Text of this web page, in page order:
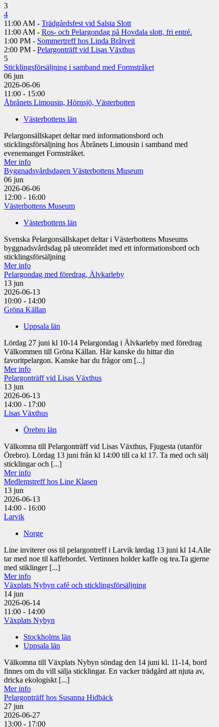
3
4
11:00 AM - Trädgårdsfest vid Salsta Slott
11:00 AM - Ros- och Pelargondag på Hovdala slott, fri entré.
1:00 PM - Sommertreff hos Linda Bråtveit
2:00 PM - Pelargonträff vid Lisas Växthus
5
Sticklingsförsäljning i samband med Formstråket
06 jun
2026-06-06
11:00 - 15:00
Åbrånets Limousin, Hörnsjö, Västerbotten
Västerbottens län
Pelargonsällskapet deltar med informationsbord och
sticklingsförsäljning hos Åbrånets Limousin i samband med
evenemanget Formstråket.
Mer info
Byggnadsvårdsdagen Västerbottens Museum
06 jun
2026-06-06
12:00 - 16:00
Västerbottens Museum
Västerbottens län
Svenska Pelargonsällskapet deltar i Västerbottens Museums
byggnadsvårdsdag på uteområdet med ett informationsbord och
sticklingsförsäljning
Mer info
Pelargondag med föredrag, Älvkarleby
13 jun
2026-06-13
10:00 - 14:00
Gröna Källan
Uppsala län
Lördag 27 juni kl 10-14 Pelargondag i Älvkarleby med föredrag
Välkommen till Gröna Källan. Här kanske du hittar din
favoritpelargon. Kanske har du frågor om [...]
Mer info
Pelargonträff vid Lisas Växthus
13 jun
2026-06-13
14:00 - 17:00
Lisas Växthus
Örebro län
Välkomna till Pelargonträff vid Lisas Växthus, Fjugesta (utanför
Örebro). Lördag 13 juni från kl 14:00 till ca kl 17. Ta med och sälj
sticklingar och [...]
Mer info
Medlemstreff hos Line Klasen
13 jun
2026-06-13
14:00 - 16:00
Larvik
Norge
Line inviterer oss til pelargontreff i Larvik lørdag 13 juni kl 14.Alle
tar med noe til kaffebordet. Vertinnen holder kaffe og tea.Ta gjerne
med stiklinger [...]
Mer info
Växplats Nybyn café och sticklingsförsäljning
14 jun
2026-06-14
11:00 - 14:00
Växplats Nybyn
Stockholms län
Uppsala län
Välkomna till Växplats Nybyn söndag den 14 juni kl. 11-14, bord
finnes om du vill sälja sticklingar. En vacker trädgård att njuta av,
dricka ekologiskt [...]
Mer info
Pelargonträff hos Susanna Hidbäck
27 jun
2026-06-27
13:00 - 17:00